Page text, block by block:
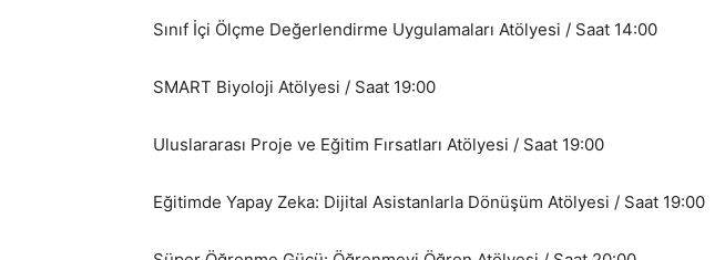
Sınıf İçi Ölçme Değerlendirme Uygulamaları Atölyesi / Saat 14:00
SMART Biyoloji Atölyesi / Saat 19:00
Uluslararası Proje ve Eğitim Fırsatları Atölyesi / Saat 19:00
Eğitimde Yapay Zeka: Dijital Asistanlarla Dönüşüm Atölyesi / Saat 19:00